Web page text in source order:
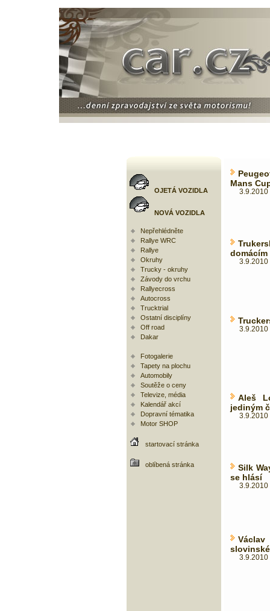
OJETÁ VOZIDLA
NOVÁ VOZIDLA
Nepřehlédněte
Rallye WRC
Rallye
Okruhy
Trucky - okruhy
Závody do vrchu
Rallyecross
Autocross
Trucktrial
Ostatní disciplíny
Off road
Dakar
Fotogalerie
Tapety na plochu
Automobily
Soutěže o ceny
Televize, média
Kalendář akcí
Dopravní tématika
Motor SHOP
startovací stránka
oblíbená stránka
Mans
3.9.2010
3.9.2010
3.9.2010
Aleš
jediným
3.9.2010
Silk
se hlásí
3.9.2010
3.9.2010